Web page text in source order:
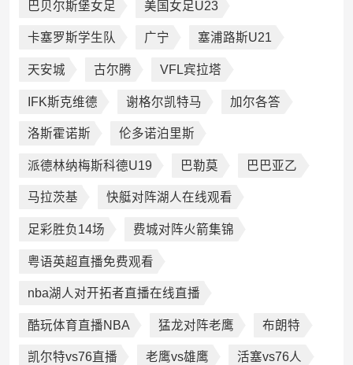
巴贝尔斯堡女足 美国女足U23
卡塞罗斯学生队 广宁 塞浦路斯U21
天安城 古尔腾 VFL宾拉塔
IFK斯克维德 谢格尔凯特马 加尔各答
洛斯霍诺斯 伦多诺泊里斯
派德林纳梅斯科德U19 巴勒莫 巴巴亚乙
马拉茨基 快艇对阵湖人在线观看
足彩胜负14场 费城对阵火箭集锦
粤语英超直播免费观看
nba湖人对开拓者直播在线直播
酷玩体育直播NBA 猛龙对阵老鹰 布朗特
凯尔特vs76直播 老鹰vs雄鹰 活塞vs76人